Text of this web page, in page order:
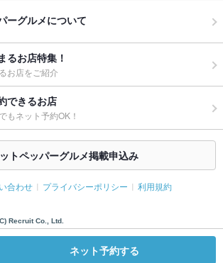
ーグルメについて
るお店特集！
お店をご紹介
できるお店
もネット予約OK！
トペッパーグルメ掲載申込み
合わせ プライバシーポリシー 利用規約
Recruit Co., Ltd.
ネット予約する